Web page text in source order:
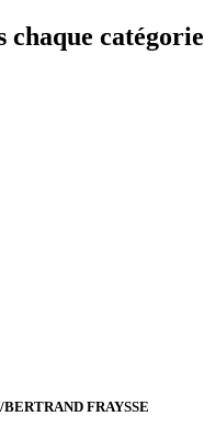
chaque catégorie
FRAYSSE